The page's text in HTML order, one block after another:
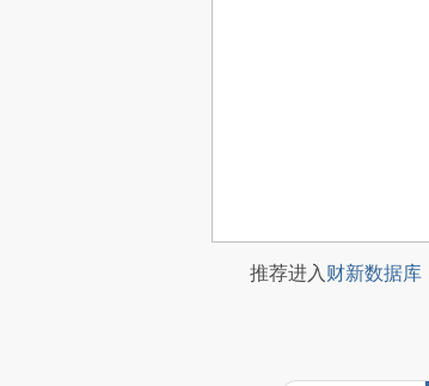
推荐进入财新数据库